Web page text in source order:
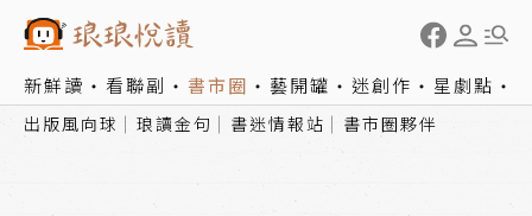
新鮮讀 看聯副 書市圈 藝開罐 迷創作 星劇點
出版風向球 琅讀金句 書迷情報站 書市圈夥伴